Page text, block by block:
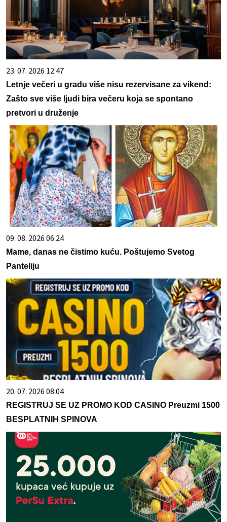
23. 07. 2026 12:47
Letnje večeri u gradu više nisu rezervisane za vikend:
Zašto sve više ljudi bira večeru koja se spontano
pretvori u druženje
09. 08. 2026 06:24
Mame, danas ne čistimo kuću. Poštujemo Svetog
Panteliju
20. 07. 2026 08:04
REGISTRUJ SE UZ PROMO KOD CASINO Preuzmi 1500
BESPLATNIH SPINOVA